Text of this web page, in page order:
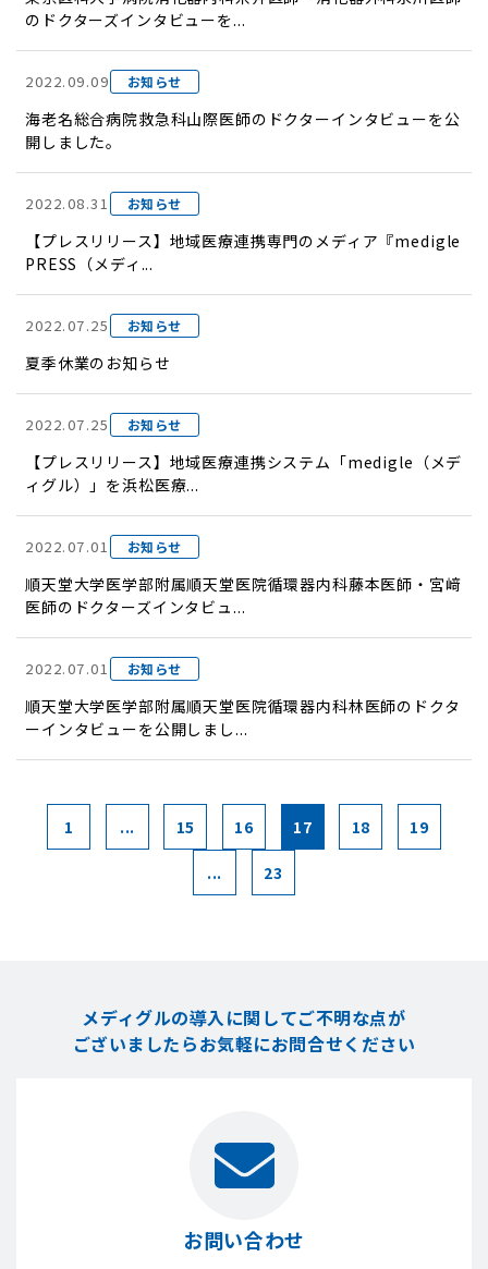
のドクターズインタビューを...
2022.09.09 お知らせ
海老名総合病院救急科山際医師のドクターインタビューを公
開しました。
2022.08.31 お知らせ
【プレスリリース】地域医療連携専門のメディア『medigle
PRESS（メディ...
2022.07.25 お知らせ
夏季休業のお知らせ
2022.07.25 お知らせ
【プレスリリース】地域医療連携システム「medigle（メデ
ィグル）」を浜松医療...
2022.07.01 お知らせ
順天堂大学医学部附属順天堂医院循環器内科藤本医師・宮﨑
医師のドクターズインタビュ...
2022.07.01 お知らせ
順天堂大学医学部附属順天堂医院循環器内科林医師のドクタ
ーインタビューを公開しまし...
1 ... 15 16 17 18 19
... 23
メディグルの導入に関してご不明な点が
ございましたらお気軽にお問合せください
お問い合わせ